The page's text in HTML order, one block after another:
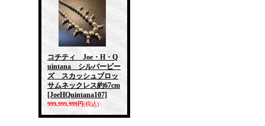
コチティ Joe・H・Q
uintana シルバービー
ズ スカッシュブロッ
サムネックレス約67cm
[JoeHQuintana107]
999,999,999円(税込)